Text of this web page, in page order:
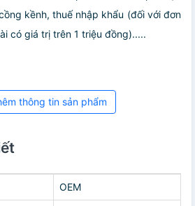
kềnh, thuế nhập khẩu (đối với đơn
có giá trị trên 1 triệu đồng).....
thông tin sản phẩm
OEM